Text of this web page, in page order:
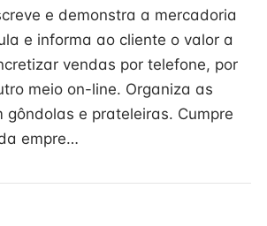
e demonstra a mercadoria
e informa ao cliente o valor a
vendas por telefone, por
meio on-line. Organiza as
gôndolas e prateleiras. Cumpre
empre…